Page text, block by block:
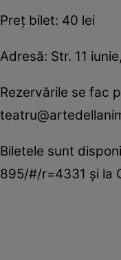
Preţ bilet: 40 lei
Adresă: Str. 11
Rezervările se fac
Biletele sunt
895/#/r=4331 şi la